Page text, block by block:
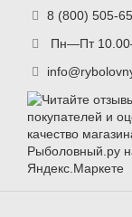
8 (800) 505-
Пн—Пт